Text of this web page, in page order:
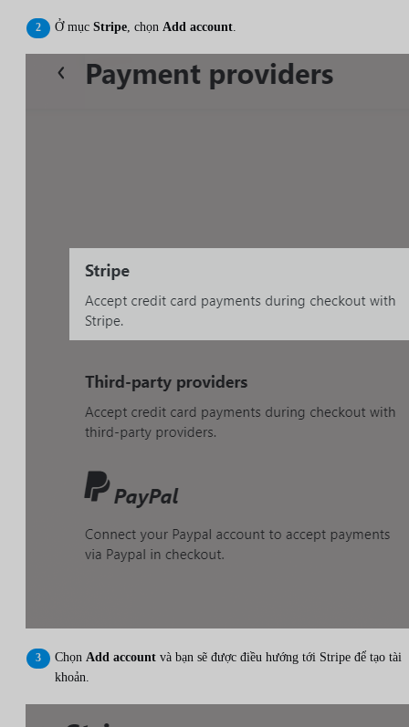
Ở mục Stripe, chọn Add account.
Chọn Add account và bạn sẽ được điều hướng tới Stripe để tạo tài
khoản.